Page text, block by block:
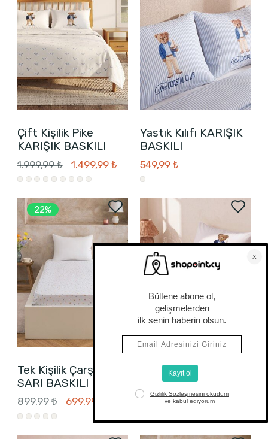
Çift Kişilik Pike
KARIŞIK BASKILI
1.999,99 ₺ 1.499,99 ₺
Yastık Kılıfı KARIŞIK
BASKILI
549,99 ₺
22%
Tek Kişilik Çarşaf
SARI BASKILI
899,99 ₺ 699,99 ₺
Tek Kişilik Pike
KARIŞIK BASKILI
1.499,99 ₺